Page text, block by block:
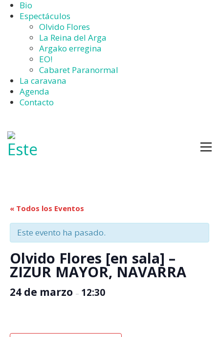
Bio
Espectáculos
Olvido Flores
La Reina del Arga
Argako erregina
EO!
Cabaret Paranormal
La caravana
Agenda
Contacto
« Todos los Eventos
Este evento ha pasado.
Olvido Flores [en sala] –
ZIZUR MAYOR, NAVARRA
24 de marzo – 12:30